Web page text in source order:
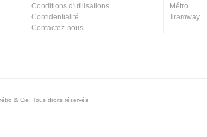
Conditions d'utilisations
Confidentialité
Contactez-nous
Métro
Tramway
& Cie. Tous droits réservés.